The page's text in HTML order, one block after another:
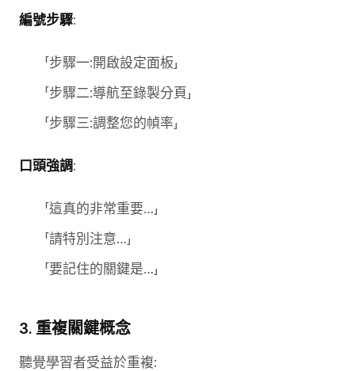
編號步驟:
「步驟一:開啟設定面板」
「步驟二:導航至錄製分頁」
「步驟三:調整您的幀率」
口頭強調:
「這真的非常重要…」
「請特別注意…」
「要記住的關鍵是…」
3. 重複關鍵概念
聽覺學習者受益於重複: